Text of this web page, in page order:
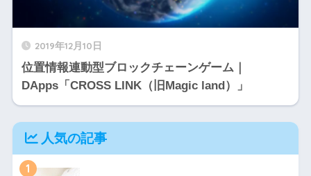
2019年12月10日
位置情報連動型ブロックチェーンゲーム｜
DApps「CROSS LINK（旧Magic land）」
人気の記事
1